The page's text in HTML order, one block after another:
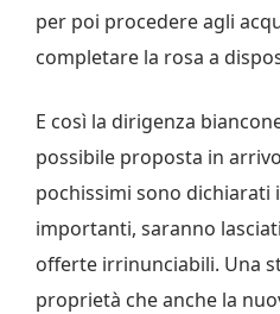
per poi procedere agli
completare la rosa a
E così la dirigenza
possibile proposta in
pochissimi sono dichiarati
importanti, saranno
offerte irrinunciabili. Una
proprietà che anche la